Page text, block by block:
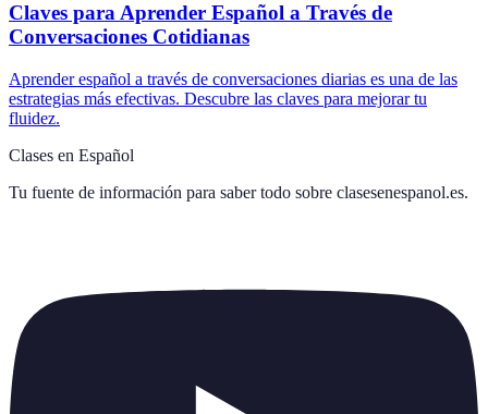
Claves para Aprender Español a Través de
Conversaciones Cotidianas
Aprender español a través de conversaciones diarias es una de las
estrategias más efectivas. Descubre las claves para mejorar tu
fluidez.
Clases en Español
Tu fuente de información para saber todo sobre clasesenespanol.es.